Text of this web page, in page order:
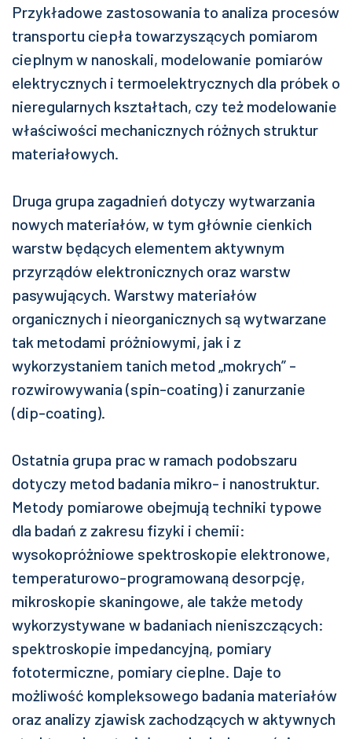
Przykładowe zastosowania to analiza procesów
transportu ciepła towarzyszących pomiarom
cieplnym w nanoskali, modelowanie pomiarów
elektrycznych i termoelektrycznych dla próbek o
nieregularnych kształtach, czy też modelowanie
właściwości mechanicznych różnych struktur
materiałowych.
Druga grupa zagadnień dotyczy wytwarzania
nowych materiałów, w tym głównie cienkich
warstw będących elementem aktywnym
przyrządów elektronicznych oraz warstw
pasywujących. Warstwy materiałów
organicznych i nieorganicznych są wytwarzane
tak metodami próżniowymi, jak i z
wykorzystaniem tanich metod „mokrych” -
rozwirowywania (spin-coating) i zanurzanie
(dip-coating).
Ostatnia grupa prac w ramach podobszaru
dotyczy metod badania mikro- i nanostruktur.
Metody pomiarowe obejmują techniki typowe
dla badań z zakresu fizyki i chemii:
wysokopróżniowe spektroskopie elektronowe,
temperaturowo-programowaną desorpcję,
mikroskopie skaningowe, ale także metody
wykorzystywane w badaniach nieniszczących:
spektroskopie impedancyjną, pomiary
fototermiczne, pomiary cieplne. Daje to
możliwość kompleksowego badania materiałów
oraz analizy zjawisk zachodzących w aktywnych